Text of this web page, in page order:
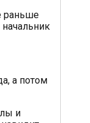
раньше
начальник
а потом
и